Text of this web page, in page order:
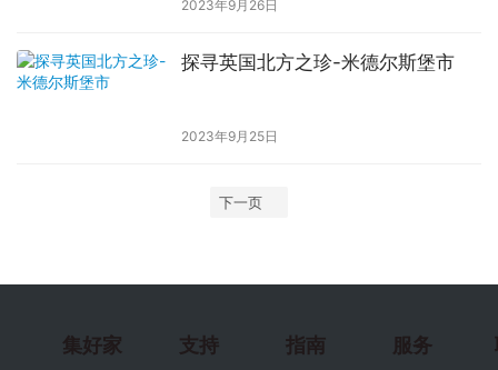
2023年9月26日
探寻英国北方之珍-米德尔斯堡市
2023年9月25日
下一页
集好家 支持 指南 服务